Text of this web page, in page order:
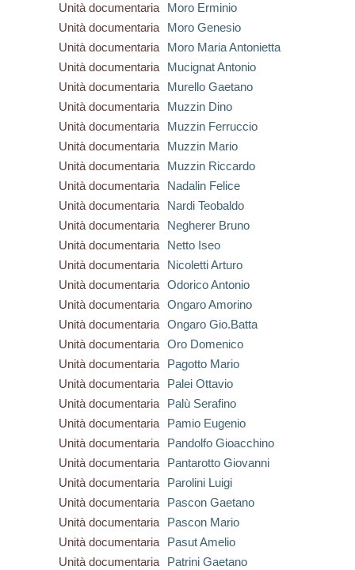
Unità documentaria
Moro Erminio
Unità documentaria
Moro Genesio
Unità documentaria
Moro Maria Antonietta
Unità documentaria
Mucignat Antonio
Unità documentaria
Murello Gaetano
Unità documentaria
Muzzin Dino
Unità documentaria
Muzzin Ferruccio
Unità documentaria
Muzzin Mario
Unità documentaria
Muzzin Riccardo
Unità documentaria
Nadalin Felice
Unità documentaria
Nardi Teobaldo
Unità documentaria
Negherer Bruno
Unità documentaria
Netto Iseo
Unità documentaria
Nicoletti Arturo
Unità documentaria
Odorico Antonio
Unità documentaria
Ongaro Amorino
Unità documentaria
Ongaro Gio.Batta
Unità documentaria
Oro Domenico
Unità documentaria
Pagotto Mario
Unità documentaria
Palei Ottavio
Unità documentaria
Palù Serafino
Unità documentaria
Pamio Eugenio
Unità documentaria
Pandolfo Gioacchino
Unità documentaria
Pantarotto Giovanni
Unità documentaria
Parolini Luigi
Unità documentaria
Pascon Gaetano
Unità documentaria
Pascon Mario
Unità documentaria
Pasut Amelio
Unità documentaria
Patrini Gaetano